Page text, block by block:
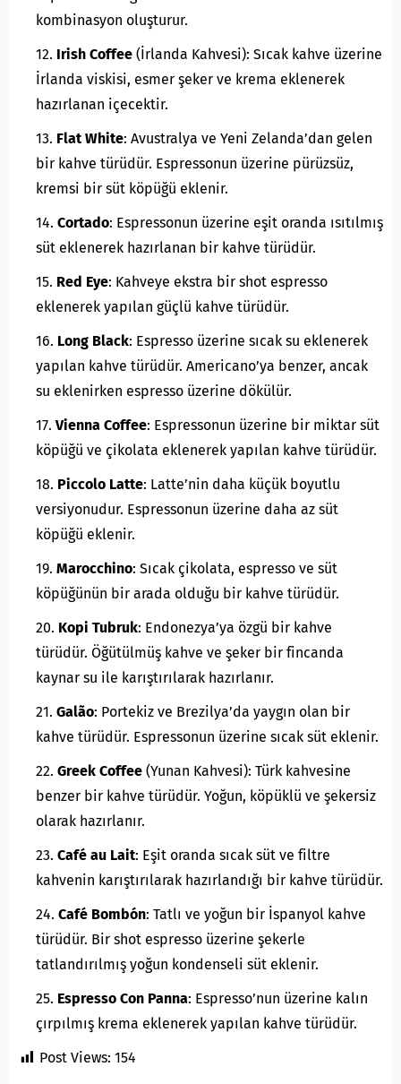
kombinasyon oluşturur.
Irish Coffee (İrlanda Kahvesi): Sıcak kahve üzerine
İrlanda viskisi, esmer şeker ve krema eklenerek
hazırlanan içecektir.
Flat White: Avustralya ve Yeni Zelanda’dan gelen
bir kahve türüdür. Espressonun üzerine pürüzsüz,
kremsi bir süt köpüğü eklenir.
Cortado: Espressonun üzerine eşit oranda ısıtılmış
süt eklenerek hazırlanan bir kahve türüdür.
Red Eye: Kahveye ekstra bir shot espresso
eklenerek yapılan güçlü kahve türüdür.
Long Black: Espresso üzerine sıcak su eklenerek
yapılan kahve türüdür. Americano’ya benzer, ancak
su eklenirken espresso üzerine dökülür.
Vienna Coffee: Espressonun üzerine bir miktar süt
köpüğü ve çikolata eklenerek yapılan kahve türüdür.
Piccolo Latte: Latte’nin daha küçük boyutlu
versiyonudur. Espressonun üzerine daha az süt
köpüğü eklenir.
Marocchino: Sıcak çikolata, espresso ve süt
köpüğünün bir arada olduğu bir kahve türüdür.
Kopi Tubruk: Endonezya’ya özgü bir kahve
türüdür. Öğütülmüş kahve ve şeker bir fincanda
kaynar su ile karıştırılarak hazırlanır.
Galão: Portekiz ve Brezilya’da yaygın olan bir
kahve türüdür. Espressonun üzerine sıcak süt eklenir.
Greek Coffee (Yunan Kahvesi): Türk kahvesine
benzer bir kahve türüdür. Yoğun, köpüklü ve şekersiz
olarak hazırlanır.
Café au Lait: Eşit oranda sıcak süt ve filtre
kahvenin karıştırılarak hazırlandığı bir kahve türüdür.
Café Bombón: Tatlı ve yoğun bir İspanyol kahve
türüdür. Bir shot espresso üzerine şekerle
tatlandırılmış yoğun kondenseli süt eklenir.
Espresso Con Panna: Espresso’nun üzerine kalın
çırpılmış krema eklenerek yapılan kahve türüdür.
Post Views: 154